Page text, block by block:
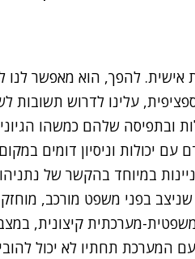
אישית. להפך, הוא מאפשר
עלינו לדרוש תשובות
שלהם כמשהו הגיוני
יכולות וניסיון דומים
במיוחד בהקשר של
בפני משפט מורכב, מוחזק
מערכתית קיצונית,
המערכת תחתיו לא יכול